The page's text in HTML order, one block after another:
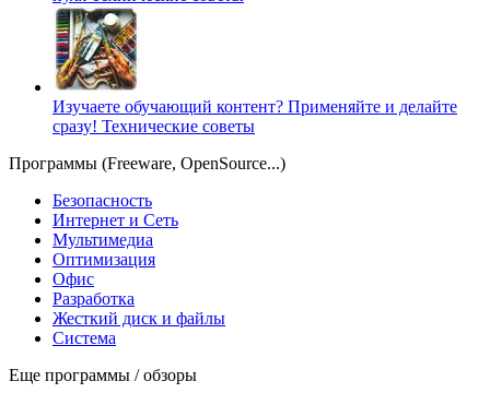
Изучаете обучающий контент? Применяйте и делайте
сразу! Технические советы
Программы (Freeware, OpenSource...)
Безопасность
Интернет и Сеть
Мультимедиа
Оптимизация
Офис
Разработка
Жесткий диск и файлы
Система
Еще программы / обзоры